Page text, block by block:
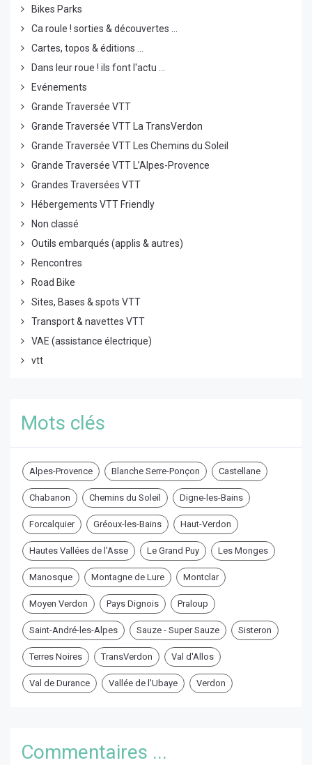
Bikes Parks
Ca roule ! sorties & découvertes ...
Cartes, topos & éditions ...
Dans leur roue ! ils font l'actu ...
Evénements
Grande Traversée VTT
Grande Traversée VTT La TransVerdon
Grande Traversée VTT Les Chemins du Soleil
Grande Traversée VTT L’Alpes-Provence
Grandes Traversées VTT
Hébergements VTT Friendly
Non classé
Outils embarqués (applis & autres)
Rencontres
Road Bike
Sites, Bases & spots VTT
Transport & navettes VTT
VAE (assistance électrique)
vtt
Mots clés
Alpes-Provence Blanche Serre-Ponçon Castellane
Chabanon Chemins du Soleil Digne-les-Bains
Forcalquier Gréoux-les-Bains Haut-Verdon
Hautes Vallées de l'Asse Le Grand Puy Les Monges
Manosque Montagne de Lure Montclar
Moyen Verdon Pays Dignois Praloup
Saint-André-les-Alpes Sauze - Super Sauze Sisteron
Terres Noires TransVerdon Val d'Allos
Val de Durance Vallée de l'Ubaye Verdon
Commentaires ...